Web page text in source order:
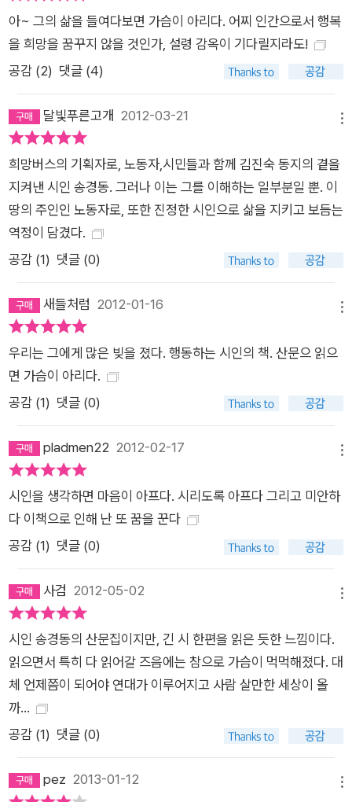
문학을 좋아하던 여선생님의 영향으로 문학책을 읽기 시작했다.
고등학교 문예반 시절 시화전을 앞두고 교감선생에게 불려가 난
정규직으로 일하던 시절 풋사랑이지만 가슴이 설레기도 했다. 나
어득 고집 센 아이로 만들었다. 모난 돌, 좁고 습한 방, 그늘진 골
목, 삐뚤어진 길로 만들었다. (중략) 독종으로 싸움꾼으로 만들었
다. 몽둥이로 맞으면서도 눈 하나 깜짝 않고 이 악무는 사람, 제
살갗 위에 자해의 선도 긋는 비정한 사람으로 만들었다. 잡범방에
구부리고 앉아 식구통 문을 열고 닫는 사람으로, 유흥업소의 셔터
를 열고 닫는 사람으로, 뒷골목을 서성이는 사람으로, 할 줄 아는
것은 노가다뿐인 사람으로, 할 줄 아는 것은 몸 팔아 먹고사는 일
뿐인 사람으로 만들었다. _「크리스마스에 사라진 아이들」 중에서
송경동 시인은 청년 시절, 밤낮없이 쉬지 않고 일했지만 결국 돈
이라는 것은 아무것도 남겨주지 않는 허상이라는 것을 어느 순간
깨닫게 되었다고 한다. 그 후 그는 구로노동자문학회와 전국노동
자문학연대에서 활동하며 노동문학운동에 대한 꿈을 키우기 시
작했다. 평택 대추리에서, 기륭전자 비정규직 여성노동자의 투쟁
현장에서, 콜트-콜텍 해고 노동자들을 돕기 위한 공연장에서, 용
산 참사 현장에서, 그리고 수많은 투쟁 현장에서 시를 쓰고 낭송
해왔다. 추도시를 낭송했다는 이유로 수차례 소환장을 받기도 했
다. 이러한 개인사뿐 아니라 그의 가족사를 통해서도 우리는 그와
그의 가족들이 온몸으로 노동 현장을 살아간다는 것을 알 수 있
다. 그런 삶이 있기에 송경동 시인의 인생관과 문학관은 하나로
경동 시인이 왜 노동, 투쟁 현장에서 노동문학운동을 하며 살아가
는지, 그 물음에 대한 답을 얻을 수 있다. 그리고 앞으로 그가 써
낼 수많은 삶의 이야기들을 예감할 수 있다. 총 다섯 부로 구성된
이 책은 송경동 시인의 자전적 이야기와 투쟁 현장의 생생한 이야
기가 진솔하게 펼쳐져 있다. 1부 ‘꿈꾸는 청춘'과 2부 '가난한 마
음들'에서는 어린 송경동에서 청년, 중년을 살아오는 동안 목수
꿈을 놓지 않은 이야기를 담고 있다. 3부 '이상한 나라'와 4부 '잃
자본과 권력에 짓밟힌 사람들의 이야기가 있으며, 5부 'CT85호
아~ 그의 삶을 들여다보면 가슴이 아리다. 어찌 인간으로서 행복
을 희망을 꿈꾸지 않을 것인가, 설령 감옥이 기다릴지라도!
공감 (2) 댓글 (4)
달빛푸른고개 2012-03-21
희망버스의 기획자로, 노동자,시민들과 함께 김진숙 동지의 곁을
지켜낸 시인 송경동. 그러나 이는 그를 이해하는 일부분일 뿐. 이
땅의 주인인 노동자로, 또한 진정한 시인으로 삶을 지키고 보듬는
역정이 담겼다.
공감 (1) 댓글 (0)
새들처럼 2012-01-16
우리는 그에게 많은 빚을 졌다. 행동하는 시인의 책. 산문으 읽으
면 가슴이 아리다.
공감 (1) 댓글 (0)
pladmen22 2012-02-17
시인을 생각하면 마음이 아프다. 시리도록 아프다 그리고 미안하
다 이책으로 인해 난 또 꿈을 꾼다
공감 (1) 댓글 (0)
사검 2012-05-02
시인 송경동의 산문집이지만, 긴 시 한편을 읽은 듯한 느낌이다.
읽으면서 특히 다 읽어갈 즈음에는 참으로 가슴이 먹먹해졌다. 대
체 언제쯤이 되어야 연대가 이루어지고 사람 살만한 세상이 올
까...
공감 (1) 댓글 (0)
pez 2013-01-12